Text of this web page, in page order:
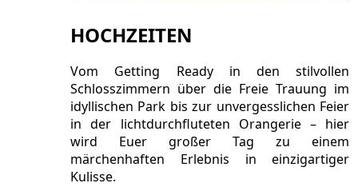
HOCHZEITEN
Vom Getting Ready in den stilvollen
Schlosszimmern über die Freie Trauung im
idyllischen Park bis zur unvergesslichen Feier
in der lichtdurchfluteten Orangerie – hier
wird Euer großer Tag zu einem
märchenhaften Erlebnis in einzigartiger
Kulisse.